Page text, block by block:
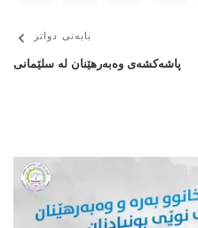
بابەتی دواتر
پاشەكشەی وەبەرهێنان لە سلێمانی